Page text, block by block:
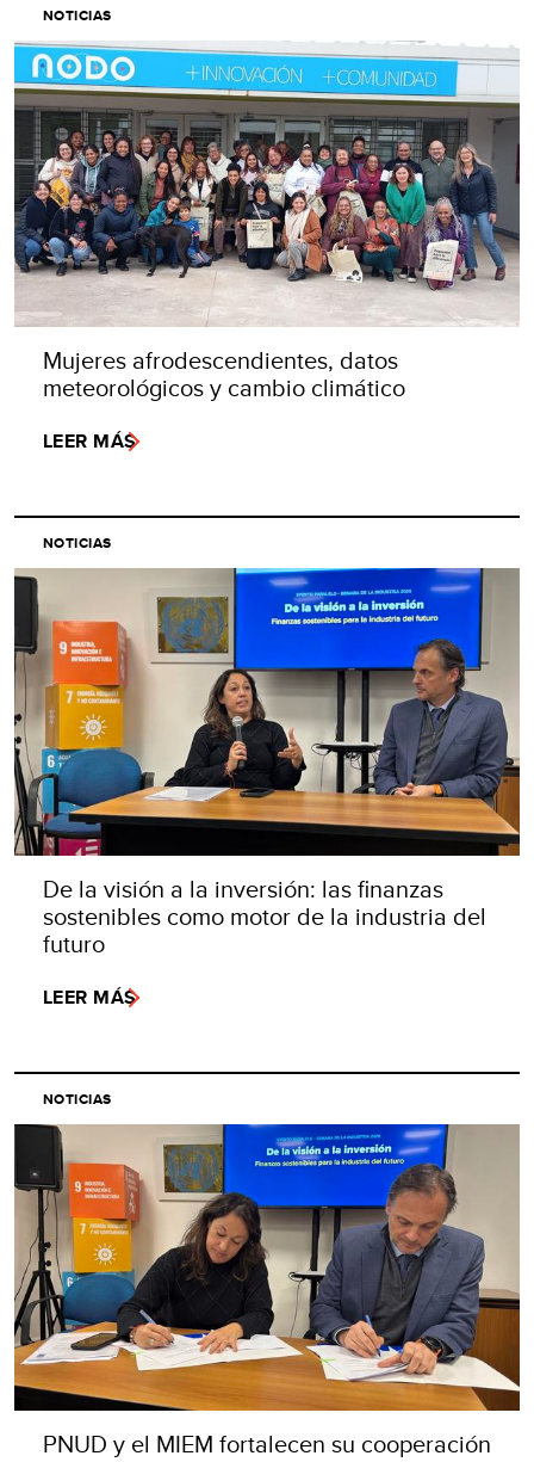
NOTICIAS
Mujeres afrodescendientes, datos
meteorológicos y cambio climático
LEER MÁS
NOTICIAS
De la visión a la inversión: las finanzas
sostenibles como motor de la industria del
futuro
LEER MÁS
NOTICIAS
PNUD y el MIEM fortalecen su cooperación